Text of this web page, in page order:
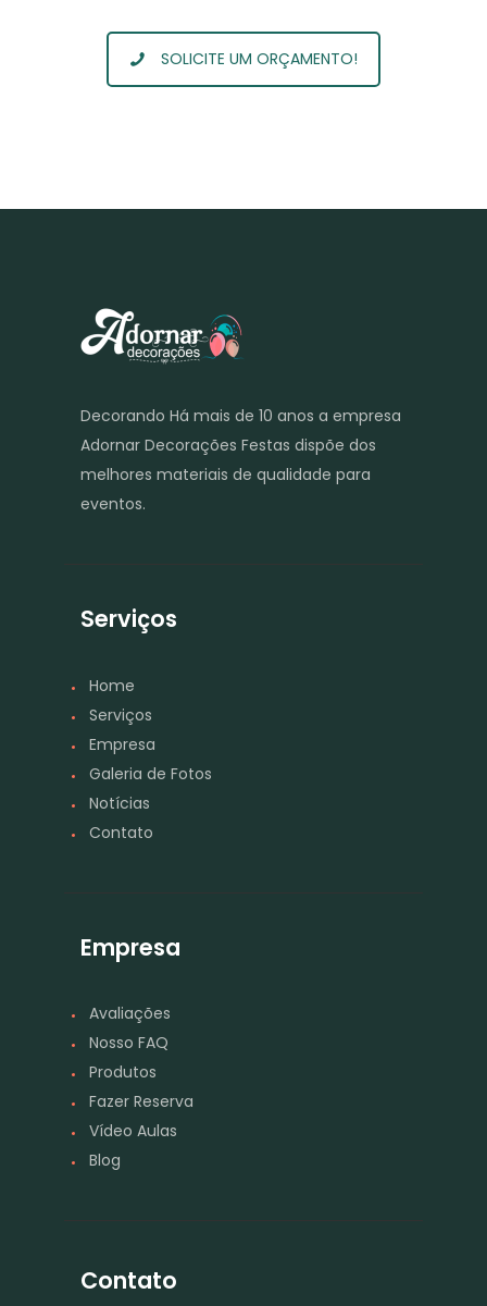
SOLICITE UM ORÇAMENTO!
Decorando Há mais de 10 anos a empresa
Adornar Decorações Festas dispõe dos
melhores materiais de qualidade para
eventos.
Serviços
Home
Serviços
Empresa
Galeria de Fotos
Notícias
Contato
Empresa
Avaliações
Nosso FAQ
Produtos
Fazer Reserva
Vídeo Aulas
Blog
Contato